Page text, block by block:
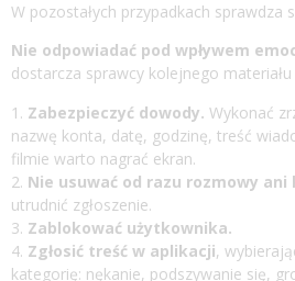
W pozostałych przypadkach sprawdza
Nie odpowiadać pod wpływem
dostarcza sprawcy kolejnego
Zabezpieczyć dowody. Wykonać
nazwę konta, datę, godzinę, treść
filmie warto nagrać ekran.
Nie usuwać od razu rozmowy ani
utrudnić zgłoszenie.
Zablokować użytkownika.
Zgłosić treść w aplikacji,
kategorię: nękanie, podszywanie się,